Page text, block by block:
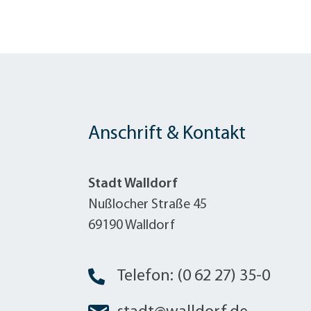
Anschrift & Kontakt
Stadt Walldorf
Nußlocher Straße 45
69190 Walldorf
Telefon: (0 62 27) 35-0